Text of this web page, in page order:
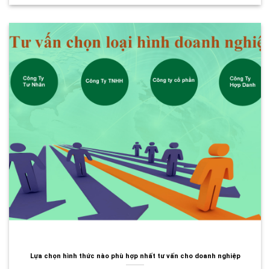
Lựa chọn hình thức nào phù hợp nhất tư vấn cho doanh nghiệp